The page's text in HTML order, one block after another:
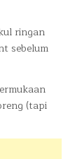
ringan
sebelum
(tapi